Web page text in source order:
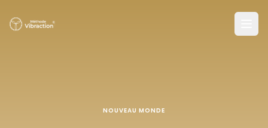
NOUVEAU MONDE